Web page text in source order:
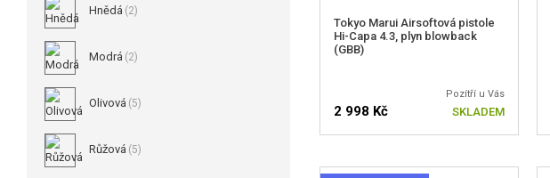
Hnědá (2)
Modrá (2)
Olivová (5)
Růžová (5)
Tokyo Marui Airsoftová pistole
Hi-Capa 4.3, plyn blowback
(GBB)
Pozítří u Vás
2 998 Kč SKLADEM